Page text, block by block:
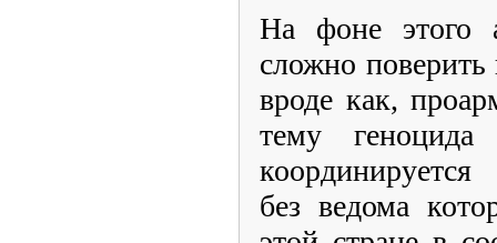
На фоне этого
сложно поверить
вроде как,
тему
без ведома